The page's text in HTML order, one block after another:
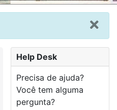
Help Desk
Precisa de ajuda?
Você tem alguma
pergunta?